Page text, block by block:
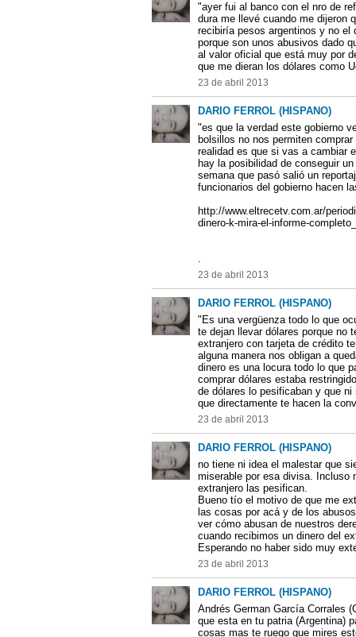
"ayer fui al banco con el nro de
dura me llevé cuando me dijeron
recibiría pesos argentinos y no el
porque son unos abusivos dado
al valor oficial que está muy por
que me dieran los dólares como
23 de abril 2013
DARIO FERROL (HISPANO)
"es que la verdad este gobierno
bolsillos no nos permiten
realidad es que si vas a cambiar
hay la posibilidad de conseguir
semana que pasó salió un
funcionarios del gobierno hacen
http://www.eltrecetv.com.ar/
dinero-k-mira-el-informe-
.
23 de abril 2013
DARIO FERROL (HISPANO)
"Es una vergüenza todo lo que
te dejan llevar dólares porque no
extranjero con tarjeta de crédito
alguna manera nos obligan a
dinero es una locura todo lo que
comprar dólares estaba
de dólares lo pesificaban y que
que directamente te hacen la
23 de abril 2013
DARIO FERROL (HISPANO)
no tiene ni idea el malestar que
miserable por esa divisa. Incluso
extranjero las pesifican.
Bueno tío el motivo de que me
las cosas por acá y de los
ver cómo abusan de nuestros
cuando recibimos un dinero del
Esperando no haber sido muy
23 de abril 2013
DARIO FERROL (HISPANO)
Andrés German García Corrales
que esta en tu patria (Argentina)
cosas mas te ruego que mires